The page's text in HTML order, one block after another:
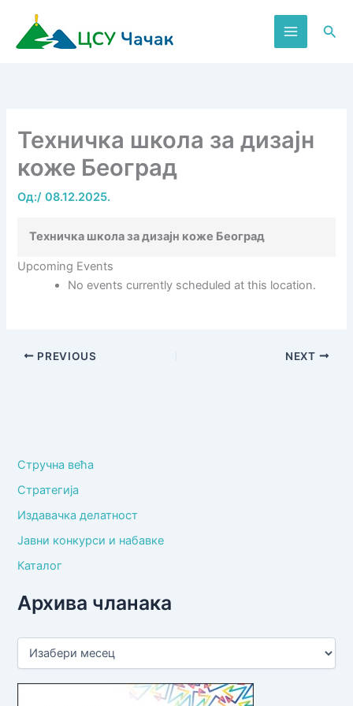
садржај
Техничка школа за дизајн
коже Београд
Од:/08.12.2025.
Техничка школа за дизајн коже Београд
Upcoming Events
No events currently scheduled at this location.
PREVIOUS NEXT
Стручна већа
Стратегија
Издавачка делатност
Јавни конкурси и набавке
Каталог
Архива чланака
А